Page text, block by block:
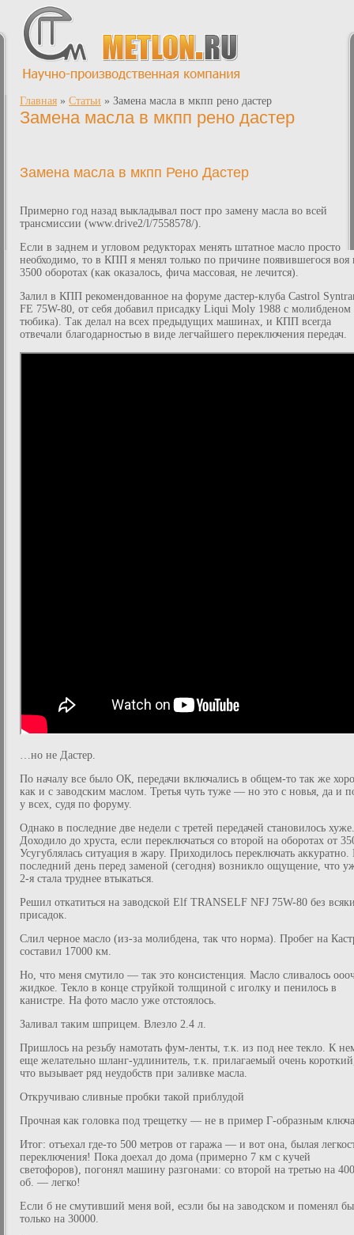
Главная » Статьи » Замена масла в мкпп рено дастер
Замена масла в мкпп рено дастер
Замена масла в мкпп Рено Дастер
Примерно год назад выкладывал пост про замену масла во всей
трансмиссии (www.drive2/l/7558578/).
Если в заднем и угловом редукторах менять штатное масло просто
необходимо, то в КПП я менял только по причине появившегося воя
3500 оборотах (как оказалось, фича массовая, не лечится).
Залил в КПП рекомендованное на форуме дастер-клуба Castrol
FE 75W-80, от себя добавил присадку Liqui Moly 1988 с молибденом
тюбика). Так делал на всех предыдущих машинах, и КПП всегда
отвечали благодарностью в виде легчайшего переключения передач.
…но не Дастер.
По началу все было ОК, передачи включались в общем-то так же
как и с заводским маслом. Третья чуть туже — но это с новья, да и
у всех, судя по форуму.
Однако в последние две недели с третей передачей становилось хуже.
Доходило до хруста, если переключаться со второй на оборотах от
Усугублялась ситуация в жару. Приходилось переключать аккуратно.
последний день перед заменой (сегодня) возникло ощущение, что
2-я стала труднее втыкаться.
Решил откатиться на заводской Elf TRANSELF NFJ 75W-80 без
присадок.
Слил черное масло (из-за молибдена, так что норма). Пробег на
составил 17000 км.
Но, что меня смутило — так это консистенция. Масло сливалось
жидкое. Текло в конце струйкой толщиной с иголку и пенилось в
канистре. На фото масло уже отстоялось.
Заливал таким шприцем. Влезло 2.4 л.
Пришлось на резьбу намотать фум-ленты, т.к. из под нее текло. К
еще желательно шланг-удлинитель, т.к. прилагаемый очень
что вызывает ряд неудобств при заливке масла.
Откручиваю сливные пробки такой приблудой
Прочная как головка под трещетку — не в пример Г-образным
Итог: отъехал где-то 500 метров от гаража — и вот она, былая
переключения! Пока доехал до дома (примерно 7 км с кучей
светофоров), погонял машину разгонами: со второй на третью на
об. — легко!
Если б не смутивший меня вой, есзли бы на заводском и поменял бы
только на 30000.